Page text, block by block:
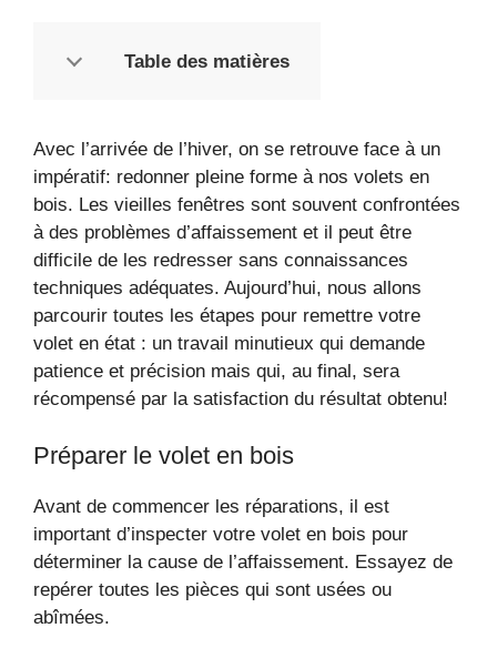
Table des matières
Avec l’arrivée de l’hiver, on se retrouve face à un
impératif: redonner pleine forme à nos volets en
bois. Les vieilles fenêtres sont souvent confrontées
à des problèmes d’affaissement et il peut être
difficile de les redresser sans connaissances
techniques adéquates. Aujourd’hui, nous allons
parcourir toutes les étapes pour remettre votre
volet en état : un travail minutieux qui demande
patience et précision mais qui, au final, sera
récompensé par la satisfaction du résultat obtenu!
Préparer le volet en bois
Avant de commencer les réparations, il est
important d’inspecter votre volet en bois pour
déterminer la cause de l’affaissement. Essayez de
repérer toutes les pièces qui sont usées ou
abîmées.